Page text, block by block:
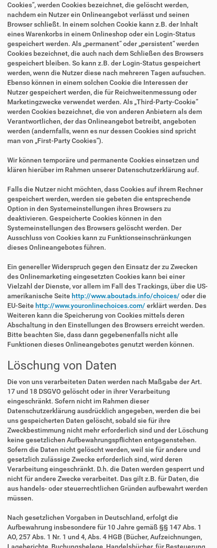
Cookies“, werden Cookies bezeichnet, die gelöscht werden,
nachdem ein Nutzer ein Onlineangebot verlässt und seinen
Browser schließt. In einem solchen Cookie kann z.B. der Inhalt
eines Warenkorbs in einem Onlineshop oder ein Login-Status
gespeichert werden. Als „permanent“ oder „persistent“ werden
Cookies bezeichnet, die auch nach dem Schließen des Browsers
gespeichert bleiben. So kann z.B. der Login-Status gespeichert
werden, wenn die Nutzer diese nach mehreren Tagen aufsuchen.
Ebenso können in einem solchen Cookie die Interessen der
Nutzer gespeichert werden, die für Reichweitenmessung oder
Marketingzwecke verwendet werden. Als „Third-Party-Cookie“
werden Cookies bezeichnet, die von anderen Anbietern als dem
Verantwortlichen, der das Onlineangebot betreibt, angeboten
werden (andernfalls, wenn es nur dessen Cookies sind spricht
man von „First-Party Cookies“).
Wir können temporäre und permanente Cookies einsetzen und
klären hierüber im Rahmen unserer Datenschutzerklärung auf.
Falls die Nutzer nicht möchten, dass Cookies auf ihrem Rechner
gespeichert werden, werden sie gebeten die entsprechende
Option in den Systemeinstellungen ihres Browsers zu
deaktivieren. Gespeicherte Cookies können in den
Systemeinstellungen des Browsers gelöscht werden. Der
Ausschluss von Cookies kann zu Funktionseinschränkungen
dieses Onlineangebotes führen.
Ein genereller Widerspruch gegen den Einsatz der zu Zwecken
des Onlinemarketing eingesetzten Cookies kann bei einer
Vielzahl der Dienste, vor allem im Fall des Trackings, über die US-
amerikanische Seite http://www.aboutads.info/choices/ oder die
EU-Seite http://www.youronlinechoices.com/ erklärt werden. Des
Weiteren kann die Speicherung von Cookies mittels deren
Abschaltung in den Einstellungen des Browsers erreicht werden.
Bitte beachten Sie, dass dann gegebenenfalls nicht alle
Funktionen dieses Onlineangebotes genutzt werden können.
Löschung von Daten
Die von uns verarbeiteten Daten werden nach Maßgabe der Art.
17 und 18 DSGVO gelöscht oder in ihrer Verarbeitung
eingeschränkt. Sofern nicht im Rahmen dieser
Datenschutzerklärung ausdrücklich angegeben, werden die bei
uns gespeicherten Daten gelöscht, sobald sie für ihre
Zweckbestimmung nicht mehr erforderlich sind und der Löschung
keine gesetzlichen Aufbewahrungspflichten entgegenstehen.
Sofern die Daten nicht gelöscht werden, weil sie für andere und
gesetzlich zulässige Zwecke erforderlich sind, wird deren
Verarbeitung eingeschränkt. D.h. die Daten werden gesperrt und
nicht für andere Zwecke verarbeitet. Das gilt z.B. für Daten, die
aus handels- oder steuerrechtlichen Gründen aufbewahrt werden
müssen.
Nach gesetzlichen Vorgaben in Deutschland, erfolgt die
Aufbewahrung insbesondere für 10 Jahre gemäß §§ 147 Abs. 1
AO, 257 Abs. 1 Nr. 1 und 4, Abs. 4 HGB (Bücher, Aufzeichnungen,